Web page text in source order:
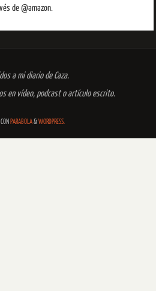
de @amazon.
a mi diario de Caza.
en vídeo, podcast o artículo escrito.
PARABOLA&WORDPRESS.